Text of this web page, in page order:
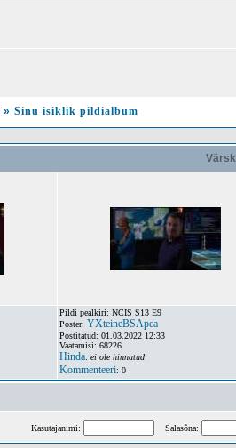
» Sinu isiklik pildialbum
Pildi pealkiri: NCIS S13 E9
Poster: YXteineBSApea
Postitatud: 01.03.2022 12:33
Vaatamisi: 68226
Hinda: ei ole hinnatud
Kommenteeri: 0
Kasutajanimi: Salasõna: